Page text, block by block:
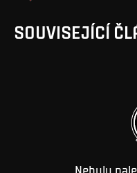
SOUVISEJÍCÍ
Nebyly